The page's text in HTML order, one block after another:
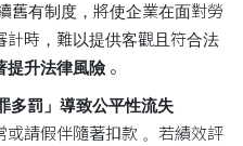
舊有制度，將使企業在面對勞
計時，難以提供客觀且符合法
提升法律風險。
多罰」導致公平性流失
或請假伴隨著扣款 。若績效評